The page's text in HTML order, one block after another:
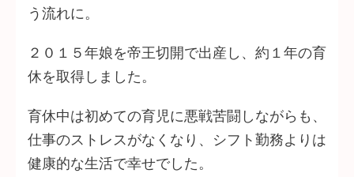
う流れに。
２０１５年娘を帝王切開で出産し、約１年の育
休を取得しました。
育休中は初めての育児に悪戦苦闘しながらも、
仕事のストレスがなくなり、シフト勤務よりは
健康的な生活で幸せでした。